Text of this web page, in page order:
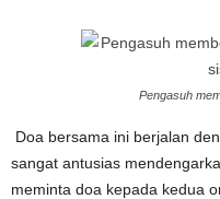
Pengasuh
Doa bersama ini berjalan
sangat antusias
meminta doa kepada kedua